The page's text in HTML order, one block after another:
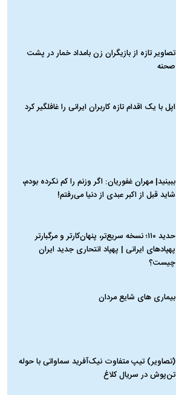
تصاویر تازه از بازیگران زن بامداد خمار در پشت
صحنه
اپل با یک اقدام تازه کاربران ایرانی را غافلگیر کرد
ببینید| مهران غفوریان: اگر وزنم را کم نکرده بودم،
شاید قبل از اکبر عبدی از دنیا می‌رفتم!
حدید ۱۱۰؛ نسخه سریع‌تر، پنهان‌کارتر و مرگبارتر
پهپادهای ایرانی | پهپاد انتحاری جدید ایران
چیست؟
بیماری‌ های شایع مردان
(تصاویر) تیپ متفاوت نیک‌آفرید سماواتی با حوله
تن‌پوش در سریال کلاغ